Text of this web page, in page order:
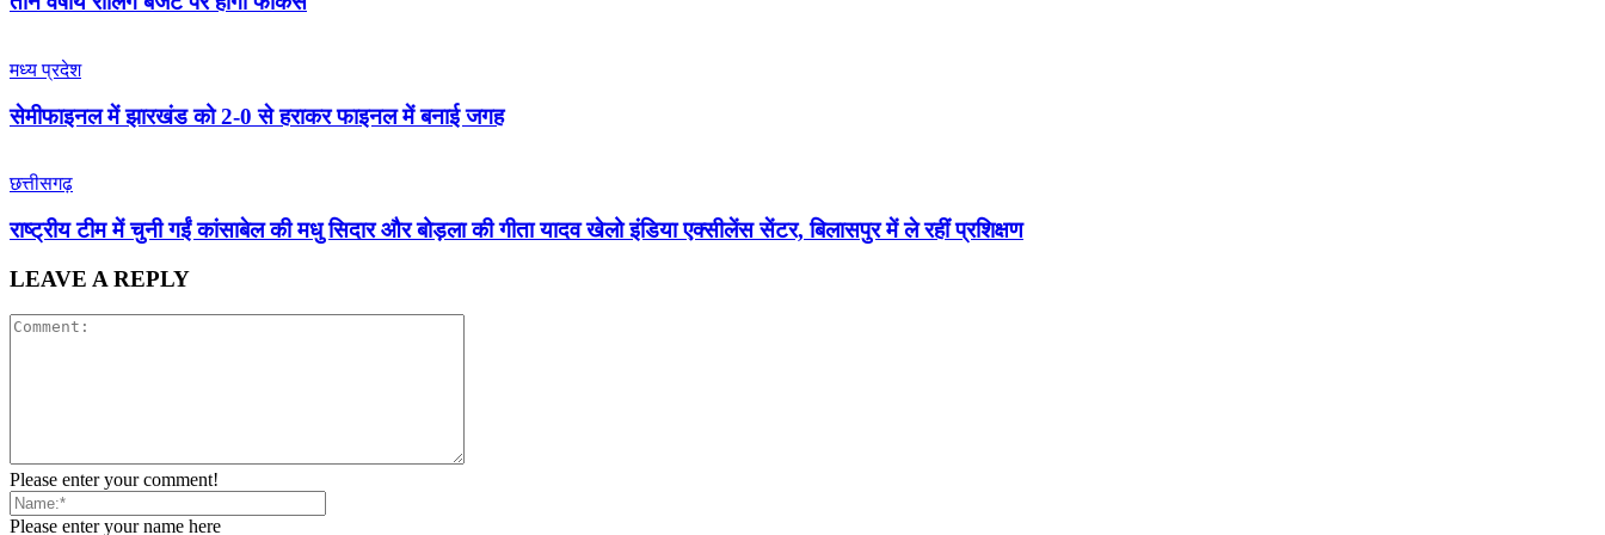
मध्य प्रदेश
सेमीफाइनल में झारखंड को 2-0 से हराकर फाइनल में बनाई जगह
छत्तीसगढ़
राष्ट्रीय टीम में चुनी गईं कांसाबेल की मधु सिदार और बोड़ला की गीता यादव खेलो इंडिया एक्सीलेंस सेंटर, बिलासपुर में ले रहीं प्रशिक्षण
LEAVE A REPLY
Please enter your comment!
Please enter your name here